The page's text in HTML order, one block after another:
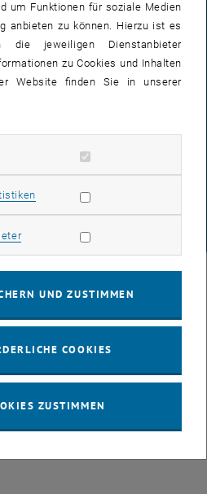
IMPRESSUM
(PDF)
um Funktionen für soziale Medien
anbieten zu können. Hierzu ist es
die jeweiligen Dienstanbieter
zu Cookies und Inhalten
Website finden Sie in unserer
Cookies zulassen
Statistik Cookies zulassen
Marketing Cookies zulassen
UND ZUSTIMMEN
COOKIES
ZUSTIMMEN